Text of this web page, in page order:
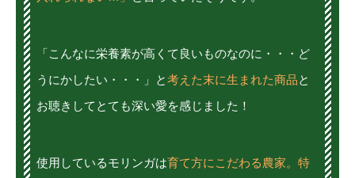
「こんなに栄養素が高くて良いものなのに・・・ど
うにかしたい・・・」と考えた末に生まれた商品と
お聴きしてとても深い愛を感じました！
使用しているモリンガは育て方にこだわる農家。特